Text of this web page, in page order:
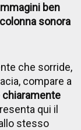
ben
sonora
che sorride,
compare a
chiaramente
qui il
stesso